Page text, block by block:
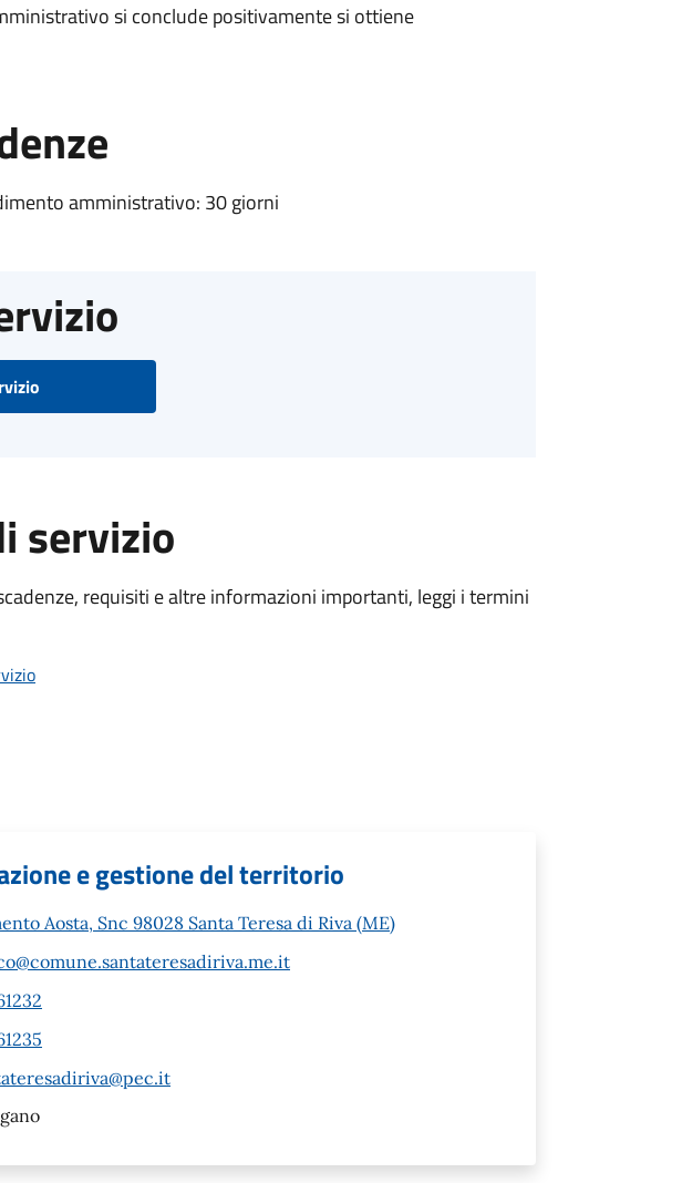
si conclude positivamente si ottiene
amministrativo: 30 giorni
servizio
requisiti e altre informazioni importanti, leggi i termini
e gestione del territorio
Aosta, Snc 98028 Santa Teresa di Riva (ME)